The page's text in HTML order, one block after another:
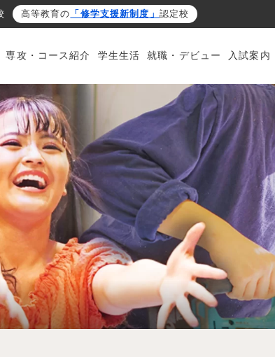
高等教育の 「修学支援新制度」 認定校
専攻・コース紹介 学生生活 就職・デビュー 入試案内